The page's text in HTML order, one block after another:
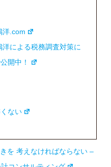
洋.com
による税務調査対策に
開中！
ない
を 考えなければならない –